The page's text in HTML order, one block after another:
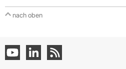
nach oben